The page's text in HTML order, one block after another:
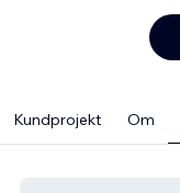
Kundprojekt Om